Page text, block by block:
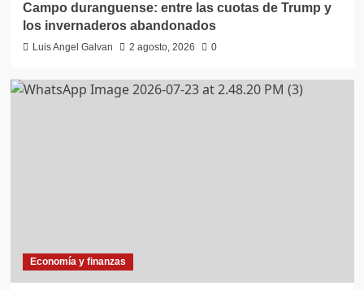
Campo duranguense: entre las cuotas de Trump y
los invernaderos abandonados
Luis Angel Galvan 2 agosto, 2026 0
Economía y finanzas